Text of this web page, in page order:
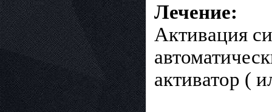
Лечение:
Активация
активатор (